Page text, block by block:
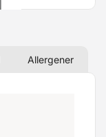
Allergener